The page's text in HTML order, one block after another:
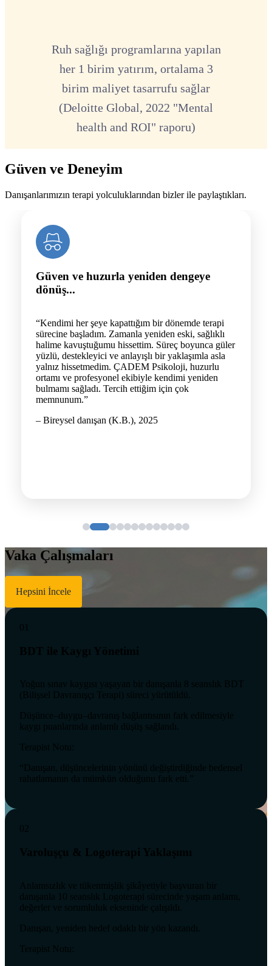
Ruh sağlığı programlarına yapılan
her 1 birim yatırım, ortalama 3
birim maliyet tasarrufu sağlar
(Deloitte Global, 2022 "Mental
health and ROI" raporu)
Güven ve Deneyim
Danışanlarımızın terapi yolculuklarından bizler ile paylaştıkları.
Güven ve huzurla yeniden dengeye
dönüş...
“Kendimi her şeye kapattığım bir dönemde terapi
sürecine başladım. Zamanla yeniden eski, sağlıklı
halime kavuştuğumu hissettim. Süreç boyunca güler
yüzlü, destekleyici ve anlayışlı bir yaklaşımla asla
yalnız hissetmedim. ÇADEM Psikoloji, huzurlu
ortamı ve profesyonel ekibiyle kendimi yeniden
bulmamı sağladı. Tercih ettiğim için çok
memnunum.”
– Bireysel danışan (K.B.), 2025
Vaka Çalışmaları
Hepsini İncele
01
BDT ile Kaygı Yönetimi
Yoğun sınav kaygısı yaşayan bir danışanla 8 seanslık BDT
(Bilişsel Davranışçı Terapi) süreci yürütüldü.
Düşünce–duygu–davranış bağlantısının fark edilmesiyle
kaygı puanlarında anlamlı düşüş sağlandı.
Terapist Notu:
“Danışan, düşüncelerinin yönünü değiştirdiğinde bedensel
rahatlamanın da mümkün olduğunu fark etti.”
02
Varoluşçu & Logoterapi Yaklaşımı
Anlamsızlık ve tükenmişlik şikâyetiyle başvuran bir
danışanla 10 seanslık Logoterapi sürecinde yaşam anlamı,
değerler ve sorumluluk ekseninde çalışıldı.
Danışan, yeniden hedef odaklı bir yön kazandı.
Terapist Notu: